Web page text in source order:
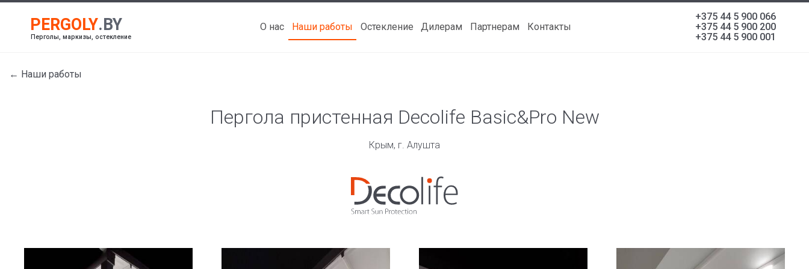
Перголы, маркизы, остекление
О нас Наши работы Остекление Дилерам Партнерам Контакты
+375 44 5 900 066
+375 44 5 900 200
+375 44 5 900 001
← Наши работы
Пергола пристенная Decolife Basic&Pro New
Крым, г. Алушта